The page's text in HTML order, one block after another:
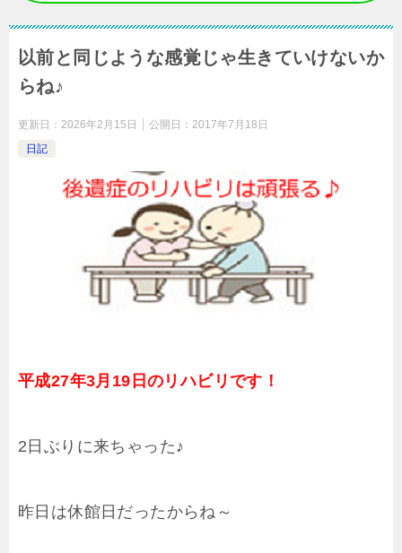
以前と同じような感覚じゃ生きていけないか
らね♪
更新日： 2026年2月15日 公開日： 2017年7月18日
日記
平成27年3月19日のリハビリです！
2日ぶりに来ちゃった♪
昨日は休館日だったからね～